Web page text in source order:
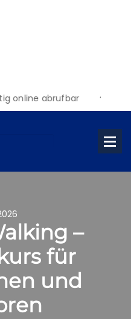
online abrufbar
–
für
und